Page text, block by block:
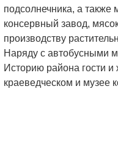
подсолнечника, а
консервный завод,
производству
Наряду с автобусными
Историю района гости и
краеведческом и музее